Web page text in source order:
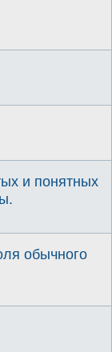
и понятных
обычного